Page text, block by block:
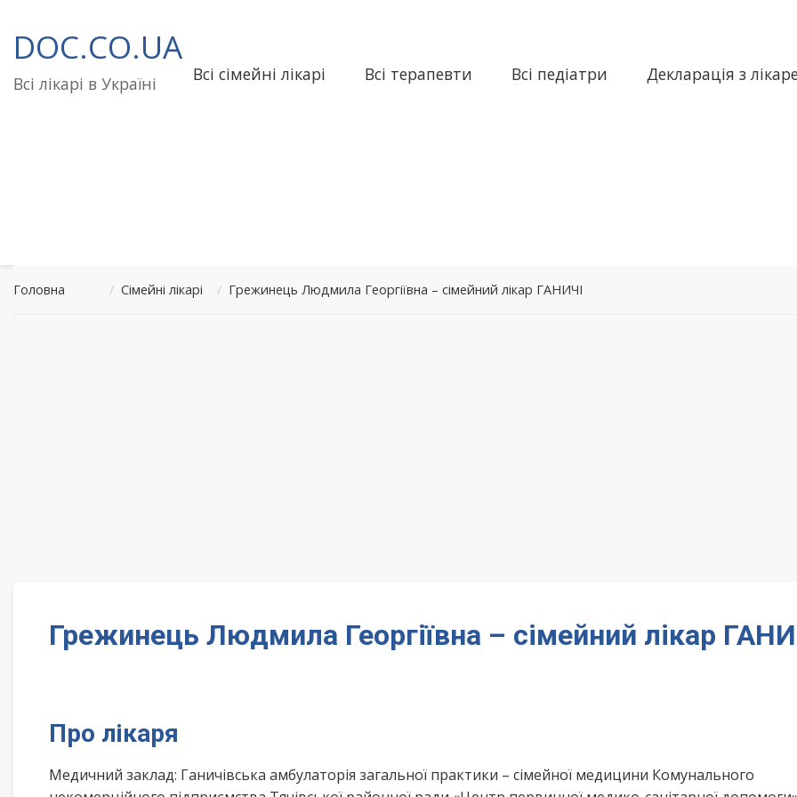
до
вмісту
DOC.CO.UA
Всі лікарі в Україні Всі сімейні лікарі Всі терапевти Всі педіатри Декларація з
Головна / Сімейні лікарі / Грежинець Людмила Георгіївна – сімейний лікар ГАНИЧІ
Грежинець Людмила Георгіївна – сімейний лікар
Про лікаря
Медичний заклад: Ганичівська амбулаторія загальної практики – сімейної медицини Комунального